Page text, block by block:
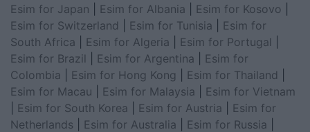
Esim for Japan
Esim for Albania Esim for Kosovo
Esim for Switzerland
Esim for Tunisia
Esim for
South Africa
Esim for Algeria Esim for Portugal
Esim for Brazil
Esim for Argentina
Esim for
Colombia
Esim for Hong Kong Esim for Thailand
Esim for Macau
Esim for Malaysia
Esim for Vietnam
Esim for South Korea Esim for Austria
Esim for
Netherlands
Esim for Australia Esim for Russia